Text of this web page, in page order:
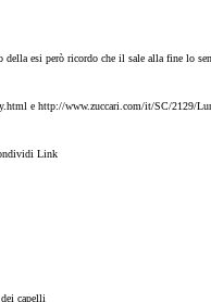
esi però ricordo che il sale alla fine lo
e http://www.zuccari.com/it/SC/2129/
Link
capelli